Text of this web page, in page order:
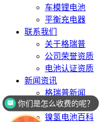
车模锂电池
平衡充电器
联系我们
关于格瑞普
公司荣誉资质
电池认证资质
新闻资讯
格瑞普新闻
锂电池百科
镍氢电池百科
你们是怎么收费的呢？